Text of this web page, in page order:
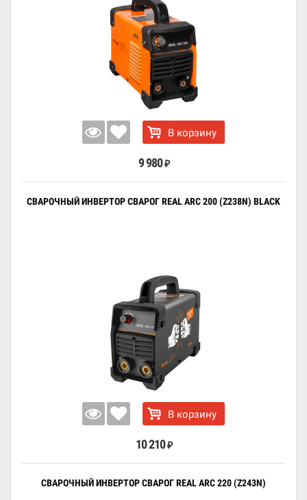
В корзину
9 980 ₽
СВАРОЧНЫЙ ИНВЕРТОР СВАРОГ REAL ARC 200 (Z238N) BLACK
В корзину
10 210 ₽
СВАРОЧНЫЙ ИНВЕРТОР СВАРОГ REAL ARC 220 (Z243N)